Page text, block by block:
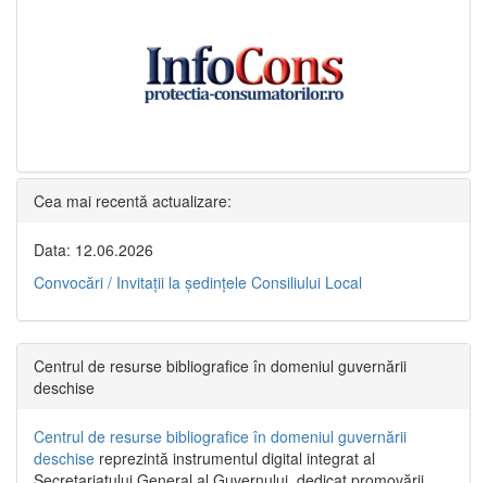
Cea mai recentă actualizare:
Data: 12.06.2026
Convocări / Invitaţii la şedinţele Consiliului Local
Centrul de resurse bibliografice în domeniul guvernării
deschise
Centrul de resurse bibliografice în domeniul guvernării
deschise reprezintă instrumentul digital integrat al